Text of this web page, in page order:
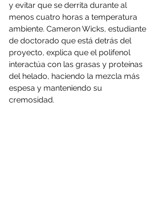
y evitar que se derrita durante al
menos cuatro horas a temperatura
ambiente. Cameron Wicks, estudiante
de doctorado que está detrás del
proyecto, explica que el polifenol
interactúa con las grasas y proteínas
del helado, haciendo la mezcla más
espesa y manteniendo su
cremosidad.